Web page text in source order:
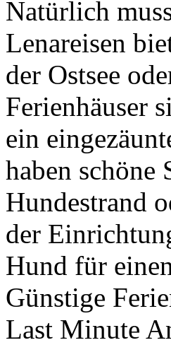
Natürlich
Lenareisen
der Ostsee
Ferienhäuser
ein
haben schöne
Hundestrand
der
Hund für
Günstige
Last Minute